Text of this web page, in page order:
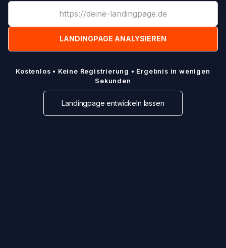
Kostenlos • Keine Registrierung • Ergebnis in wenigen
Sekunden
Landingpage entwickeln lassen